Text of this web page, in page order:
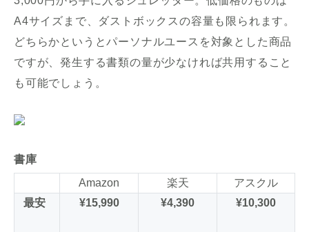
A4サイズまで、ダストボックスの容量も限られます。
どちらかというとパーソナルユースを対象とした商品
ですが、発生する書類の量が少なければ共用すること
も可能でしょう。
書庫
Amazon
楽天
アスクル
最安
¥15,990 ¥4,390 ¥10,300